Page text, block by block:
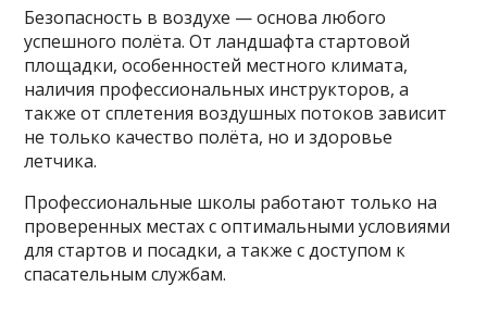
Безопасность в воздухе — основа любого
успешного полёта. От ландшафта стартовой
площадки, особенностей местного климата,
наличия профессиональных инструкторов, а
также от сплетения воздушных потоков зависит
не только качество полёта, но и здоровье
летчика.
Профессиональные школы работают только на
проверенных местах с оптимальными условиями
для стартов и посадки, а также с доступом к
спасательным службам.